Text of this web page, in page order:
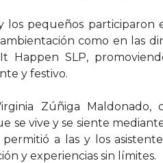
los pequeños participaron
como en las
Happen SLP,
y festivo.
Zúñiga
se vive y se siente
permitió a las y los
y experiencias sin límites.